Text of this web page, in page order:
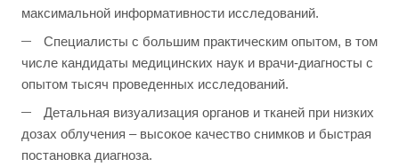
максимальной информативности исследований.
Специалисты с большим практическим опытом, в том
числе кандидаты медицинских наук и врачи-диагносты с
опытом тысяч проведенных исследований.
Детальная визуализация органов и тканей при низких
дозах облучения – высокое качество снимков и быстрая
постановка диагноза.